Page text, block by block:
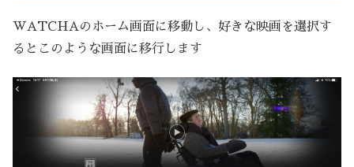
WATCHAのホーム画面に移動し、好きな映画を選択す
るとこのような画面に移行します